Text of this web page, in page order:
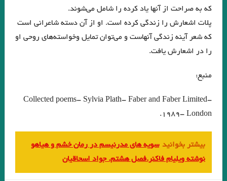
دریای جامع . میترا داور . نشر نگارنده هستی . ۱۴۰۱
از ملک جمشید نقیب الممالک تا امیر ارسلان نقیب الممالک با رویکرد جوزف
بروید، بیشتر تنها می شوید
که به صراحت از آنها یاد کرده را شامل می‌شوند.
پلات اشعارش را زندگی کرده است. او از آن دسته شاعرانی است
که شعر آینه زندگی آنهاست و می‌توان تمایل وخواسته‌های روحی او
را در اشعارش یافت.‌
منبع:
Collected poems- Sylvia Plath- Faber and Faber Limited-
1989- London.
بیشتر بخوانید سویه های مدرنیسم در رمان خشم و هیاهو
نوشته ویلیام فاکنر.فصل هشتم. جواد اسحاقیان